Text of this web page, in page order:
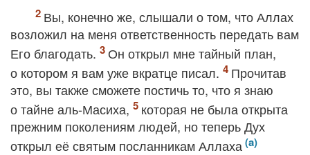
Вы, конечно же, слышали о том, что Аллах
возложил на меня ответственность передать вам
Его благодать.
Он открыл мне тайный план,
о котором я вам уже вкратце писал.
Прочитав
это, вы также сможете постичь то, что я знаю
о тайне аль-Масиха,
которая не была открыта
прежним поколениям людей, но теперь Дух
открыл её святым посланникам Аллаха